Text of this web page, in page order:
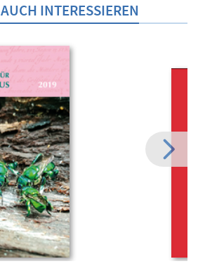
INTERESSIEREN